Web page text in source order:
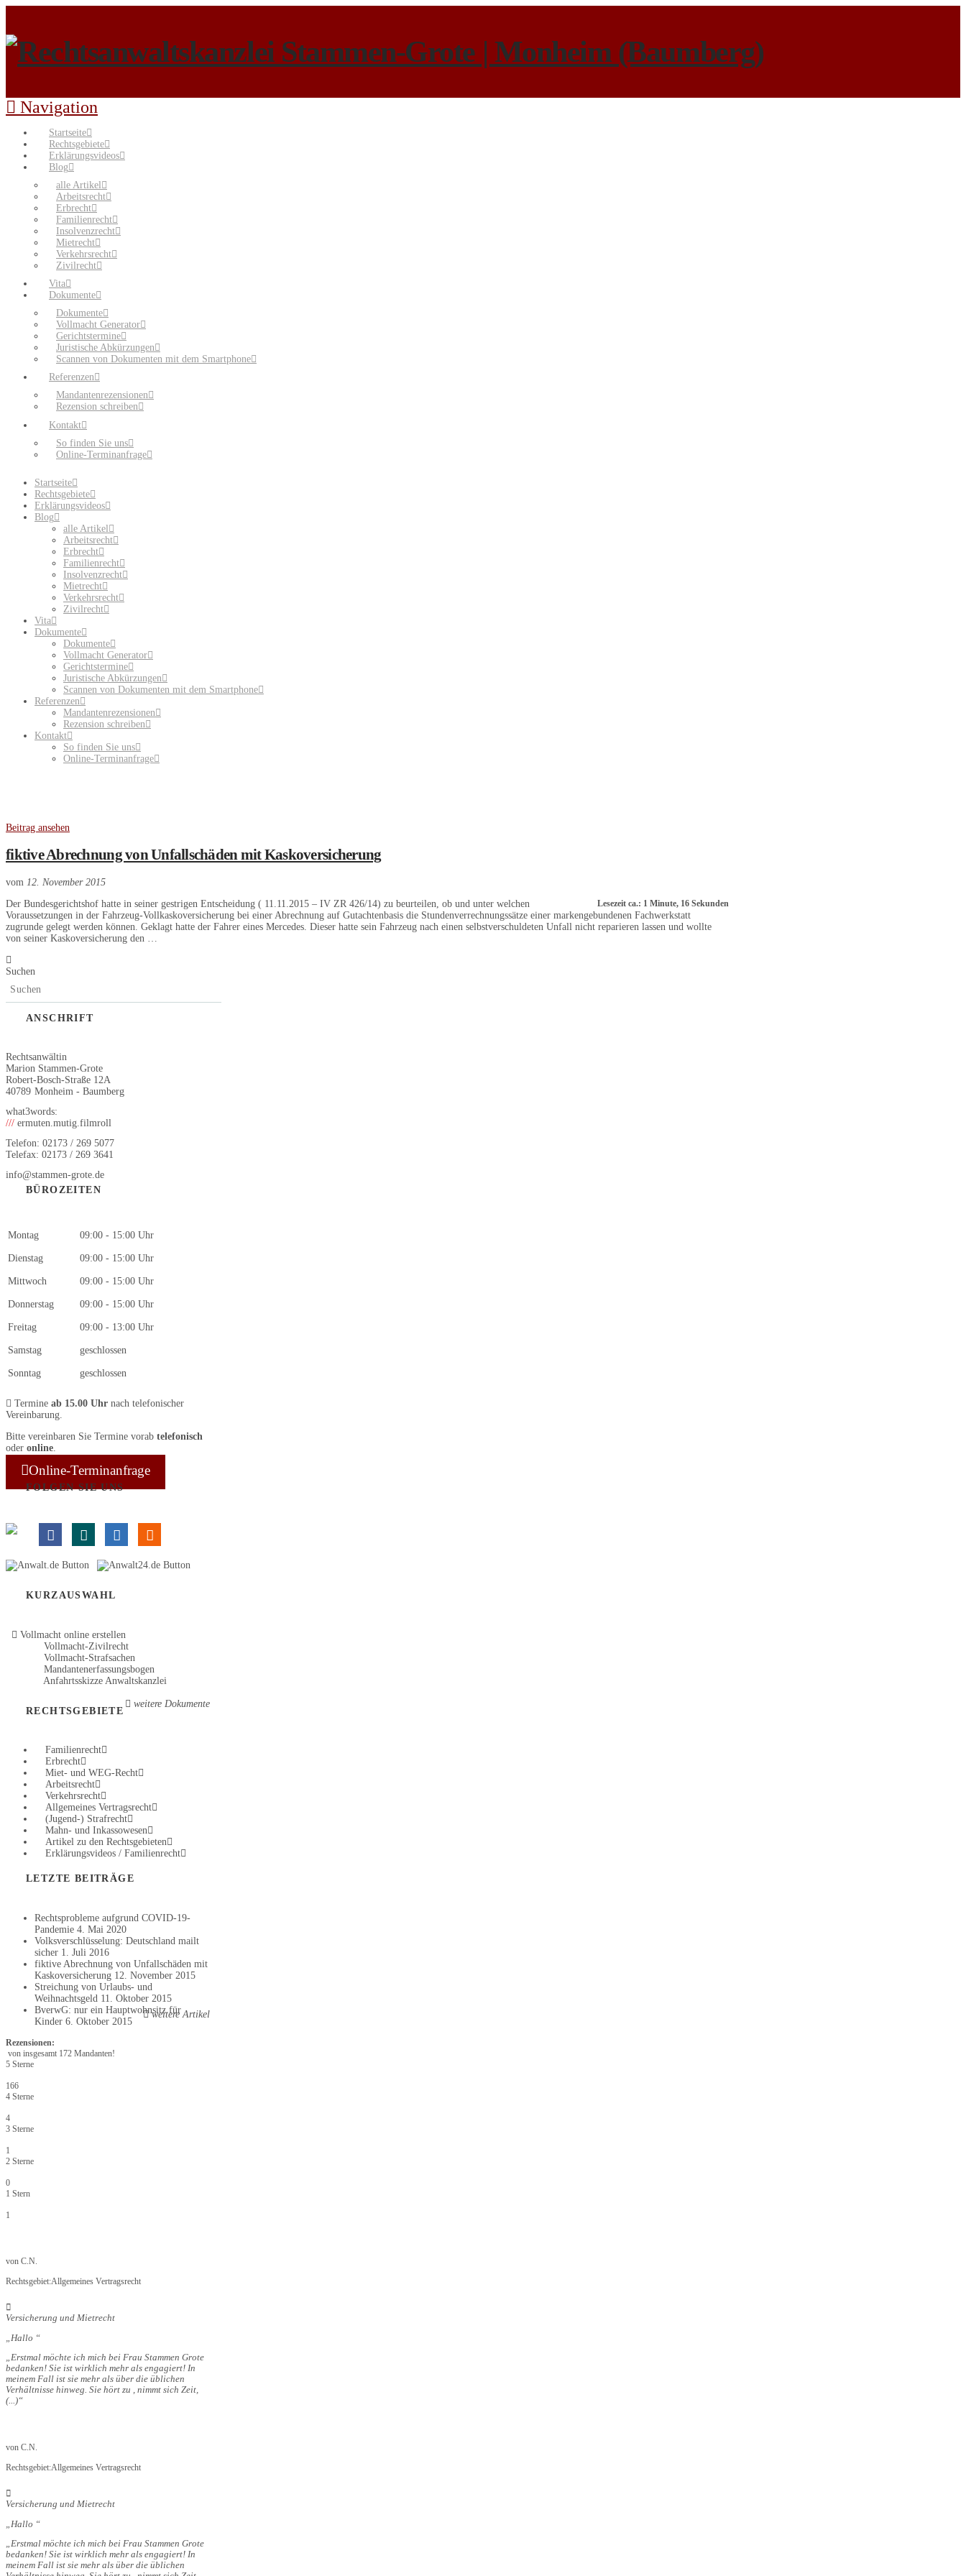
Navigation
Startseite
Rechtsgebiete
Erklärungsvideos
Blog
alle Artikel
Arbeitsrecht
Erbrecht
Familienrecht
Insolvenzrecht
Mietrecht
Verkehrsrecht
Zivilrecht
Vita
Dokumente
Dokumente
Vollmacht Generator
Gerichtstermine
Juristische Abkürzungen
Scannen von Dokumenten mit dem Smartphone
Referenzen
Mandantenrezensionen
Rezension schreiben
Kontakt
So finden Sie uns
Online-Terminanfrage
Startseite
Rechtsgebiete
Erklärungsvideos
Blog
alle Artikel
Arbeitsrecht
Erbrecht
Familienrecht
Insolvenzrecht
Mietrecht
Verkehrsrecht
Zivilrecht
Vita
Dokumente
Dokumente
Vollmacht Generator
Gerichtstermine
Juristische Abkürzungen
Scannen von Dokumenten mit dem Smartphone
Referenzen
Mandantenrezensionen
Rezension schreiben
Kontakt
So finden Sie uns
Online-Terminanfrage
Beitrag ansehen
fiktive Abrechnung von Unfallschäden mit Kaskoversicherung
vom 12. November 2015
Lesezeit ca.: 1 Minute, 16 Sekunden
Der Bundesgerichtshof hatte in seiner gestrigen Entscheidung ( 11.11.2015 – IV ZR 426/14) zu beurteilen, ob und unter welchen
Voraussetzungen in der Fahrzeug-Vollkaskoversicherung bei einer Abrechnung auf Gutachtenbasis die Stundenverrechnungssätze einer markengebundenen Fachwerkstatt
zugrunde gelegt werden können. Geklagt hatte der Fahrer eines Mercedes. Dieser hatte sein Fahrzeug nach einen selbstverschuldeten Unfall nicht reparieren lassen und wollte
von seiner Kaskoversicherung den …
Suchen
ANSCHRIFT
Rechtsanwältin
Marion Stammen-Grote
Robert-Bosch-Straße 12A
40789 Monheim - Baumberg
what3words:
/// ermuten.mutig.filmroll
Telefon: 02173 / 269 5077
Telefax: 02173 / 269 3641
info@stammen-grote.de
BÜROZEITEN
Montag 09:00 - 15:00 Uhr
Dienstag 09:00 - 15:00 Uhr
Mittwoch 09:00 - 15:00 Uhr
Donnerstag 09:00 - 15:00 Uhr
Freitag 09:00 - 13:00 Uhr
Samstag geschlossen
Sonntag geschlossen
Termine ab 15.00 Uhr nach telefonischer
Vereinbarung.
Bitte vereinbaren Sie Termine vorab telefonisch
oder online.
Online-Terminanfrage
FOLGEN SIE UNS
KURZAUSWAHL
Vollmacht online erstellen
Vollmacht-Zivilrecht
Vollmacht-Strafsachen
Mandantenerfassungsbogen
Anfahrtsskizze Anwaltskanzlei
weitere Dokumente
RECHTSGEBIETE
Familienrecht
Erbrecht
Miet- und WEG-Recht
Arbeitsrecht
Verkehrsrecht
Allgemeines Vertragsrecht
(Jugend-) Strafrecht
Mahn- und Inkassowesen
Artikel zu den Rechtsgebieten
Erklärungsvideos / Familienrecht
LETZTE BEITRÄGE
Rechtsprobleme aufgrund COVID-19-
Pandemie 4. Mai 2020
Volksverschlüsselung: Deutschland mailt
sicher 1. Juli 2016
fiktive Abrechnung von Unfallschäden mit
Kaskoversicherung 12. November 2015
Streichung von Urlaubs- und
Weihnachtsgeld 11. Oktober 2015
BverwG: nur ein Hauptwohnsitz für
Kinder 6. Oktober 2015
weitere Artikel
Rezensionen:
von insgesamt 172 Mandanten!
5 Sterne
166
4 Sterne
4
3 Sterne
1
2 Sterne
0
1 Stern
1
von C.N.
Rechtsgebiet:Allgemeines Vertragsrecht
Versicherung und Mietrecht
Hallo
Erstmal möchte ich mich bei Frau Stammen Grote
bedanken! Sie ist wirklich mehr als engagiert! In
meinem Fall ist sie mehr als über die üblichen
Verhältnisse hinweg. Sie hört zu , nimmt sich Zeit,
(...)
von C.N.
Rechtsgebiet:Allgemeines Vertragsrecht
Versicherung und Mietrecht
Hallo
Erstmal möchte ich mich bei Frau Stammen Grote
bedanken! Sie ist wirklich mehr als engagiert! In
meinem Fall ist sie mehr als über die üblichen